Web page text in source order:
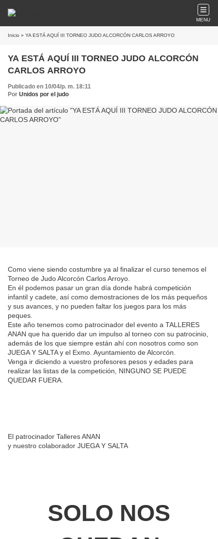
MENU
Inicio » YA ESTÁ AQUÍ III TORNEO JUDO ALCORCÓN CARLOS ARROYO
YA ESTÁ AQUÍ III TORNEO JUDO ALCORCÓN
CARLOS ARROYO
Publicado en 10/04/p. m. 18:11
Por Unidos por el judo
Como viene siendo costumbre ya al finalizar el curso tenemos el
Torneo de Judo Alcorcón Carlos Arroyo.
En él podemos pasar un gran día donde habrá competición
infantil y cadete, así como demostraciones de los más pequeños
y sus avances, y no pueden faltar los juegos para los más
peques.
Este año tenemos como patrocinador del evento a TALLERES
ANAN que ha querido dar un impulso al torneo con su patrocinio,
además de los que siempre están ahí con nosotros como son
JUEGA Y SALTA y el Exmo. Ayuntamiento de Alcorcón.
Venga ir diciendo a vuestro profesores pesos y edades para
realizar las listas de la competición, NINGUNO SE PUEDE
QUEDAR FUERA.
El patrocinador Talleres ANAN
y nuestro colaborador JUEGA Y SALTA
SOLO NOS